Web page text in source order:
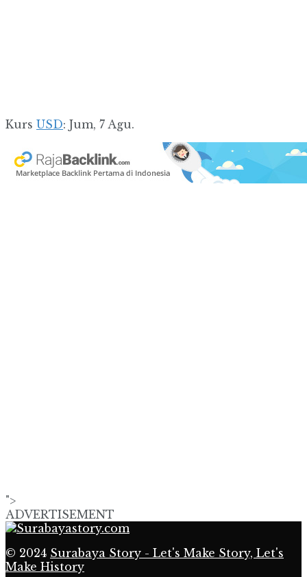
Kurs USD: Jum, 7 Agu.
">
ADVERTISEMENT
© 2024 Surabaya Story - Let's Make Story, Let's
Make History